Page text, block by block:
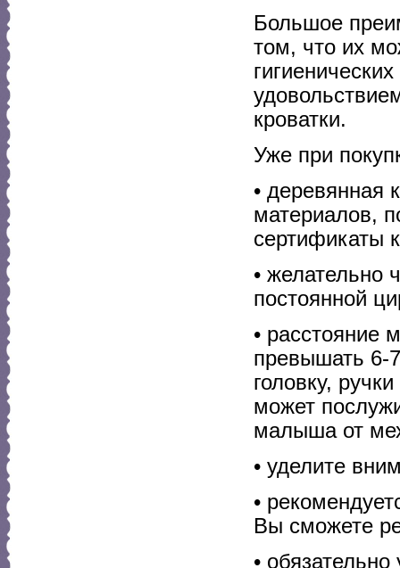
Большое
том, что их
кроватки.
Уже при
• деревянная
материалов,
сертификаты
• желательно
постоянной
• расстояние
превышать 6-
головку,
может
малыша от
• уделите
•
Вы сможете
•